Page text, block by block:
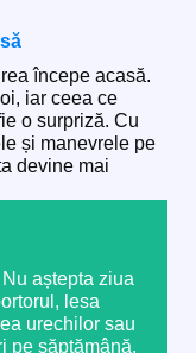
începe acasă.
iar ceea ce
o surpriză. Cu
și manevrele pe
devine mai
aștepta ziua
lesa
urechilor sau
pe săptămână,